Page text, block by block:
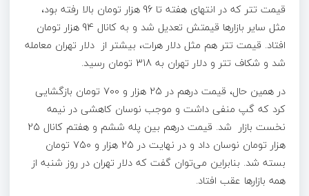
قیمت تتر که در انتهای هفته تا 96 هزار تومان بالا رفته بود،
مثل سایر بازارها قیمتش تعدیل شد و به کانال 94 هزار تومان
افتاد. قیمت تتر هم مثل دلار هرات، بیشتر از دلار تهران معامله
شد و شکاف تتر و دلار تهران به 318 تومان رسید.
در همین حال، قیمت درهم در 25 هزار و 700 تومان بازگشایی
کرد که گپ منفی داشت و موجب نوسان کاهشی در نیمه
نخست بازار شد. قیمت درهم بین پله ششم و هفتم کانال 25
هزار تومان نوسان داد و در نهایت در 25 هزار و 750 تومان
بسته شد. بنابراین می‌توان گفت که دلار تهران در روز شنبه از
همه بازارها عقب افتاد.